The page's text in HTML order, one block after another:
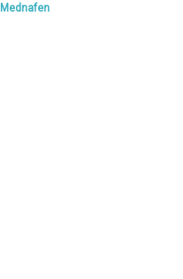
Mednafen